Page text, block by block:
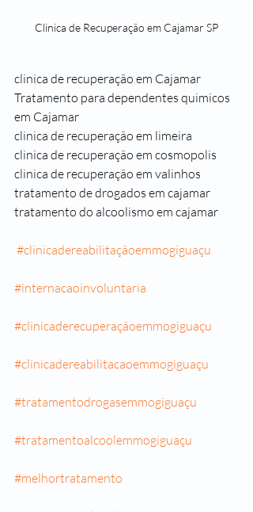
Clinica de Recuperação em Cajamar SP
clinica de recuperação em Cajamar
Tratamento para dependentes quimicos
em Cajamar
clinica de recuperação em limeira
clinica de recuperação em cosmopolis
clinica de recuperação em valinhos
tratamento de drogados em cajamar
tratamento do alcoolismo em cajamar
#clinicadereabilitaçãoemmogiguaçu
#internacaoinvoluntaria
#clinicaderecuperaçãoemmogiguaçu
#clinicadereabilitacaoemmogiguaçu
#tratamentodrogasemmogiguaçu
#tratamentoalcoolemmogiguaçu
#melhortratamento